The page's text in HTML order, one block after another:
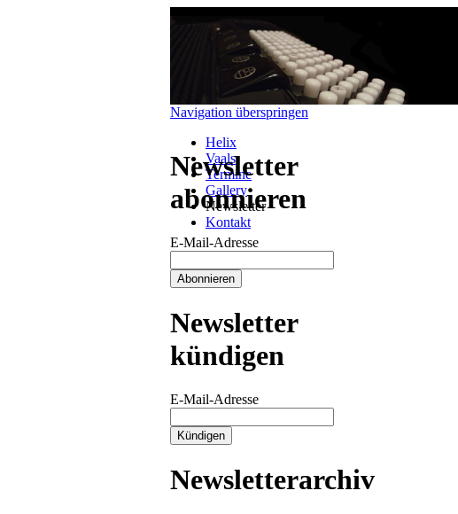
Navigation überspringen
Helix
Vaals
Termine
Gallery
Newsletter
Kontakt
Newsletter
abonnieren
E-Mail-Adresse
Newsletter
kündigen
E-Mail-Adresse
Newsletterarchiv